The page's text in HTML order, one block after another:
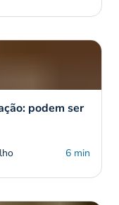
podem ser
6 min